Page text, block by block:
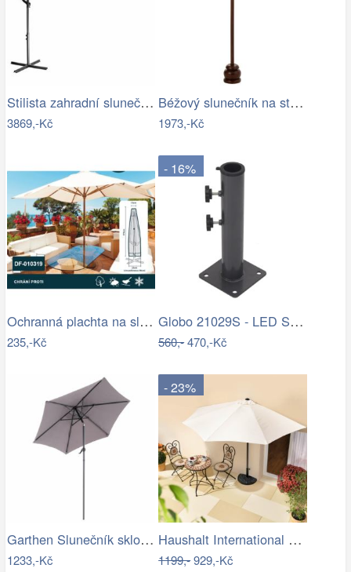
Stilista zahradní slunečník 350 cm…
3869,-Kč
Béžový slunečník na stůl s třásněmi a…
1973,-Kč
Ochranná plachta na slunečník 200-300 cm
235,-Kč
- 16%
Globo 21029S - LED Stm. nab. dot.…
560,-470,-Kč
Garthen Slunečník sklopný s kličkou,…
1233,-Kč
- 23%
Haushalt International Slunečník…
1199,-929,-Kč